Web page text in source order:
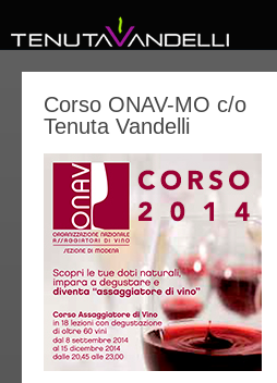
Corso ONAV-MO c/o
Tenuta Vandelli